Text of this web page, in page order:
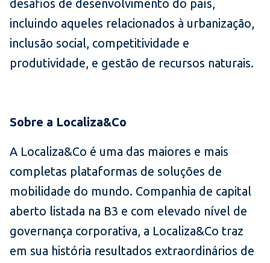
desafios de desenvolvimento do país,
incluindo aqueles relacionados à urbanização,
inclusão social, competitividade e
produtividade, e gestão de recursos naturais.
Sobre a Localiza&Co
A Localiza&Co é uma das maiores e mais
completas plataformas de soluções de
mobilidade do mundo. Companhia de capital
aberto listada na B3 e com elevado nível de
governança corporativa, a Localiza&Co traz
em sua história resultados extraordinários de